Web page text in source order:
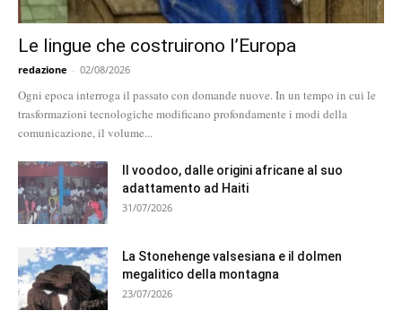
Le lingue che costruirono l’Europa
redazione - 02/08/2026
Ogni epoca interroga il passato con domande nuove. In un tempo in cui le
trasformazioni tecnologiche modificano profondamente i modi della
comunicazione, il volume...
Il voodoo, dalle origini africane al suo
adattamento ad Haiti
31/07/2026
La Stonehenge valsesiana e il dolmen
megalitico della montagna
23/07/2026